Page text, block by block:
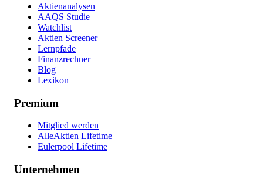
Aktienanalysen
AAQS Studie
Watchlist
Aktien Screener
Lernpfade
Finanzrechner
Blog
Lexikon
Premium
Mitglied werden
AlleAktien Lifetime
Eulerpool Lifetime
Unternehmen